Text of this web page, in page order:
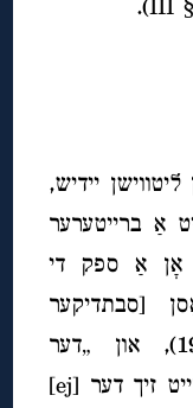
:
יידיש,
אַ ברייטערער
אָן אַ ספק די
[סבתדיקער
לָסון]“ (אוריאל ווײַנרײַך 1952), און „דער
ליטווישער עי“, געמיינט, פאַרשטייט זיך דער [ej]